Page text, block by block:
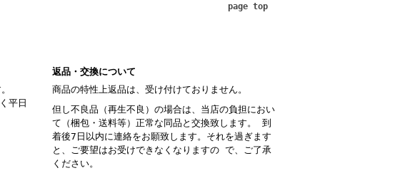
page top
平日
返品・交換について
商品の特性上返品は、受け付けておりません。
但し不良品（再生不良）の場合は、当店の負担におい
て（梱包・送料等）正常な同品と交換致します。 到
着後7日以内に連絡をお願致します。それを過ぎます
と、ご要望はお受けできなくなりますの で、ご了承
ください。